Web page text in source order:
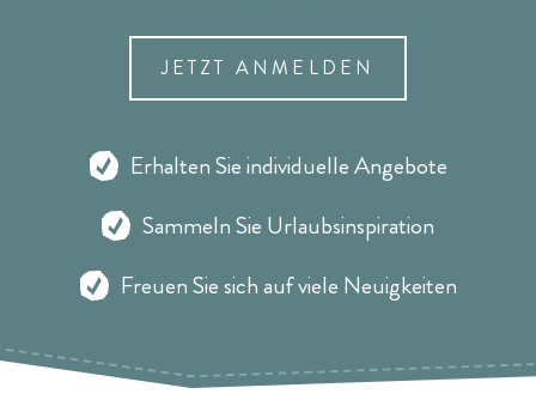
JETZT ANMELDEN
Erhalten Sie individuelle Angebote
Sammeln Sie Urlaubsinspiration
Freuen Sie sich auf viele Neuigkeiten